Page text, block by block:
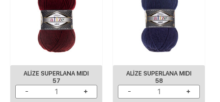
ALİZE SUPERLANA MIDI
57
ALİZE SUPERLANA MIDI
58